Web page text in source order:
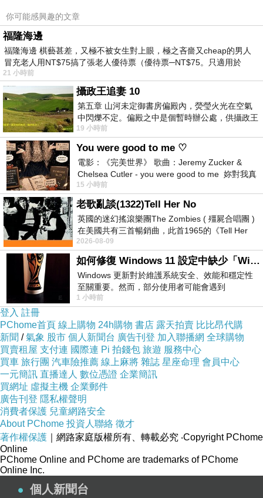
-->
▲ 收起內容 ▼ 展開特別推薦
你可能感興趣的文章
福隆海邊
福隆海邊 棋藝甚差，又極不被女生對上眼，極之吝嗇又cheap的男人
冒充老人用NT$75搞了張老人優待票（優待票─NT$75。只適用於
21 小時前
攝政王追妻 10
第五章 山河未定御書房偏殿內，熒瑩火光在空氣
中閃爍不定。偏殿之中是個暫時辦公處，供攝政王
於皇宮內廷裡處理公務已然很多年。房內
19 小時前
You were good to me ♡
電影：《完美世界》 歌曲：Jeremy Zucker &
Chelsea Cutler - you were good to me 妳對我真
好 因
15 小時前
老歌亂談(1322)Tell Her No
英國的迷幻搖滾樂團The Zombies ( 殭屍合唱團 )
在美國共有三首暢銷曲，此首1965的《Tell Her
No》即為其中之一，在告示牌百大單曲
2026-08-09
如何修復 Windows 11 設定中缺少「Windows 更新」？
Windows 更新對於維護系統安全、效能和穩定性
至關重要。然而，部分使用者可能會遇到
Windows 11 設定應用程式中缺少「Windows 更
1 小時前
登入 註冊
PChome首頁 線上購物 24h購物 書店 露天拍賣 比比昂代購
新聞 /氣象 股市 個人新聞台 廣告刊登 加入聯播網 全球購物
買賣租屋 支付連 國際連 Pi 拍錢包 旅遊 服務中心
買車 旅行團 汽車險推薦 線上麻將 雜誌 星座命理 會員中心
一元簡訊 直播達人 數位憑證 企業簡訊
買網址 虛擬主機 企業郵件
廣告刊登 隱私權聲明
消費者保護 兒童網路安全
About PChome 投資人聯絡 徵才
著作權保護 ｜網路家庭版權所有、轉載必究 ‧Copyright PChome
Online
PChome Online and PChome are trademarks of PChome
Online Inc.
個人新聞台